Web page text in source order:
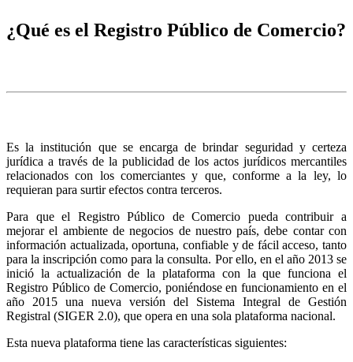
¿Qué es el Registro Público de Comercio?
Es la institución que se encarga de brindar seguridad y certeza
jurídica a través de la publicidad de los actos jurídicos mercantiles
relacionados con los comerciantes y que, conforme a la ley, lo
requieran para surtir efectos contra terceros.
Para que el Registro Público de Comercio pueda contribuir a
mejorar el ambiente de negocios de nuestro país, debe contar con
información actualizada, oportuna, confiable y de fácil acceso, tanto
para la inscripción como para la consulta. Por ello, en el año 2013 se
inició la actualización de la plataforma con la que funciona el
Registro Público de Comercio, poniéndose en funcionamiento en el
año 2015 una nueva versión del Sistema Integral de Gestión
Registral (SIGER 2.0), que opera en una sola plataforma nacional.
Esta nueva plataforma tiene las características siguientes: